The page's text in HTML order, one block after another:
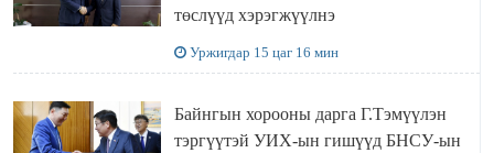
төслүүд хэрэгжүүлнэ
Уржигдар 15 цаг 16 мин
Байнгын хорооны дарга Г.Тэмүүлэн
тэргүүтэй УИХ-ын гишүүд БНСУ-ын